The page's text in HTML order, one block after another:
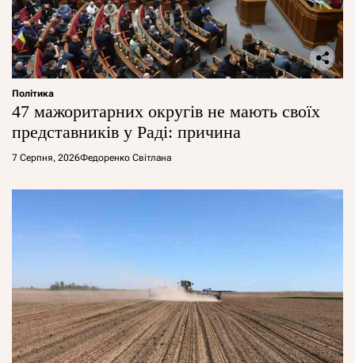
Політика
47 мажоритарних округів не мають своїх
представників у Раді: причина
7 Серпня, 2026Федоренко Світлана